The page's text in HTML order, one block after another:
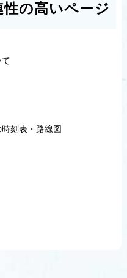
の高いページ
刻表・路線図